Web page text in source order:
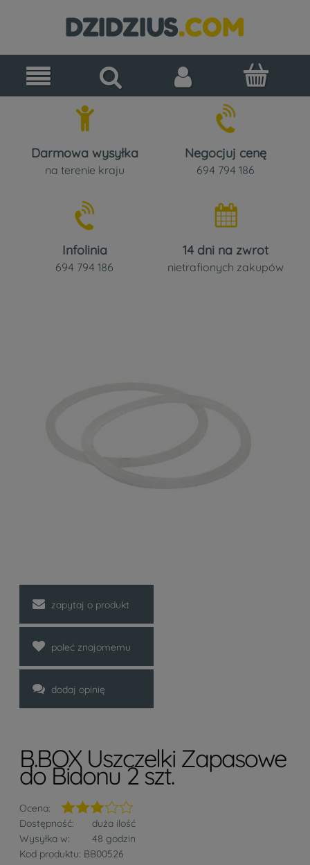
Darmowa wysyłka
na terenie kraju
Negocjuj cenę
694 794 186
Infolinia
694 794 186
14 dni na zwrot
nietrafionych zakupów
zapytaj o produkt
poleć znajomemu
dodaj opinię
B.BOX Uszczelki Zapasowe
do Bidonu 2 szt.
Ocena:
Dostępność:
duża ilość
Wysyłka w:
48 godzin
Kod produktu: BB00526